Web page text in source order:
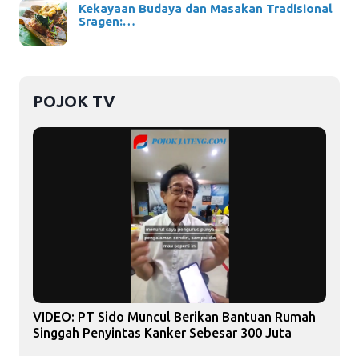
Kekayaan Budaya dan Masakan Tradisional
Sragen:…
POJOK TV
VIDEO: PT Sido Muncul Berikan Bantuan Rumah
Singgah Penyintas Kanker Sebesar 300 Juta